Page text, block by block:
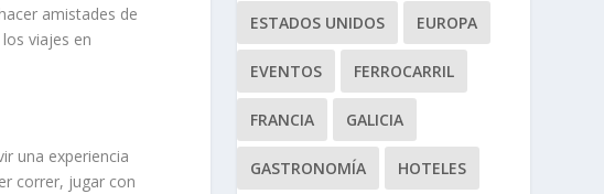
amistades de
viajes en
una experiencia
correr, jugar con
ESTADOS UNIDOS EUROPA
EVENTOS FERROCARRIL
FRANCIA GALICIA
GASTRONOMÍA HOTELES